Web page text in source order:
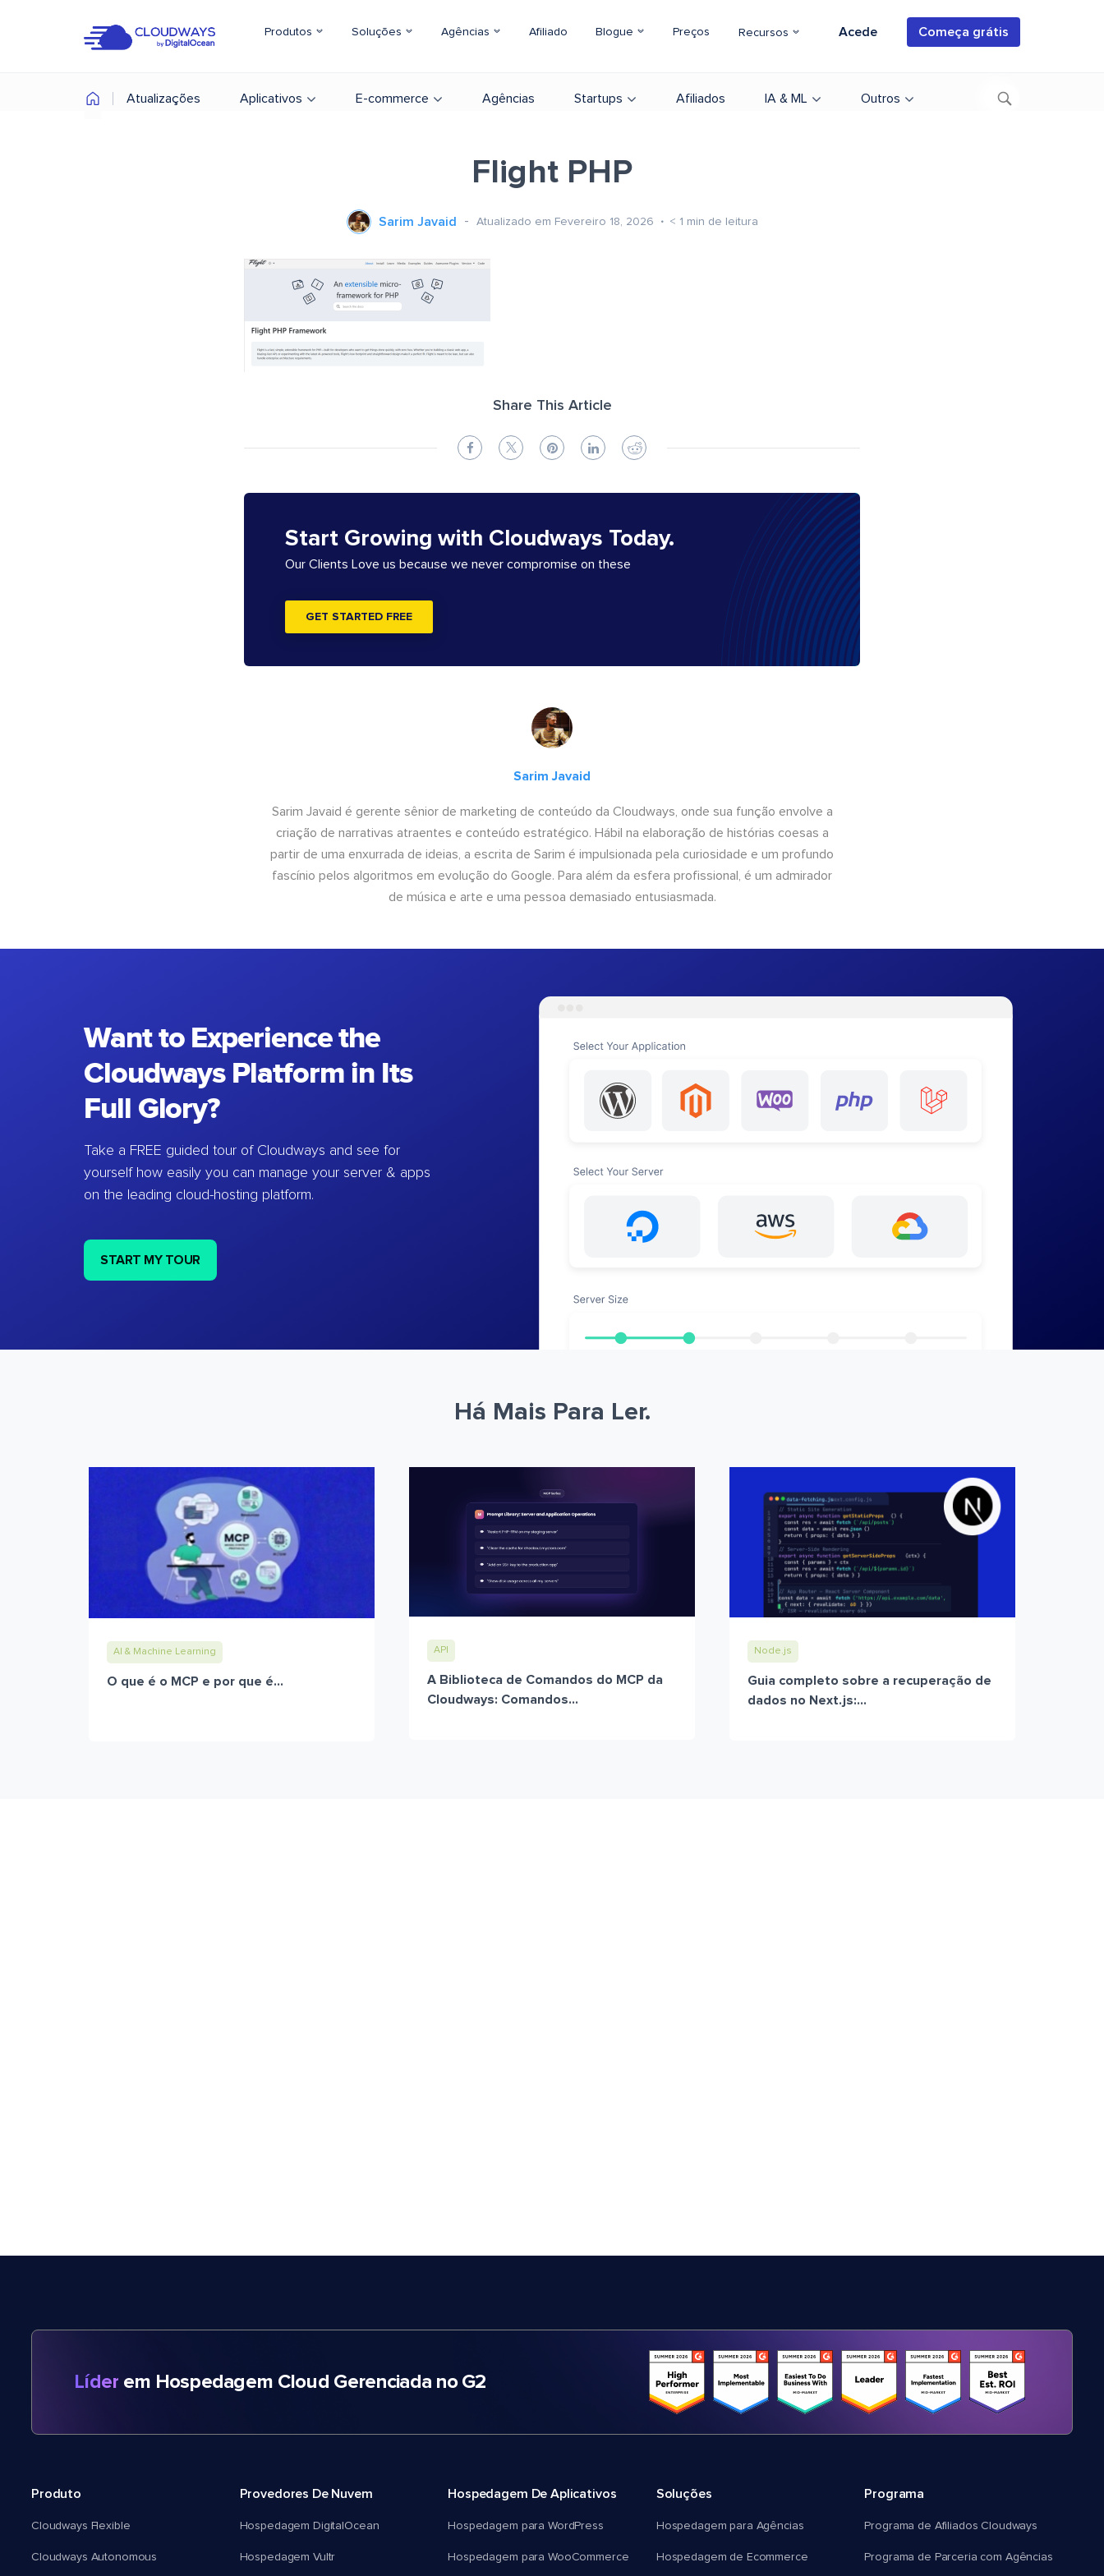
Produtos Soluções Agências Afiliado Blogue Preços Recursos Acede Começa grátis
Atualizações Aplicativos E-commerce Agências Startups Afiliados IA & ML Outros
Flight PHP
Sarim Javaid Atualizado em Fevereiro 18, 2026 < 1 min de leitura
Share This Article
Start Growing with Cloudways Today.
Our Clients Love us because we never compromise on these
GET STARTED FREE
Sarim Javaid
Sarim Javaid é gerente sênior de marketing de conteúdo da Cloudways, onde sua função envolve a
criação de narrativas atraentes e conteúdo estratégico. Hábil na elaboração de histórias coesas a
partir de uma enxurrada de ideias, a escrita de Sarim é impulsionada pela curiosidade e um profundo
fascínio pelos algoritmos em evolução do Google. Para além da esfera profissional, é um admirador
de música e arte e uma pessoa demasiado entusiasmada.
Want to Experience the
Cloudways Platform in Its
Full Glory?
Take a FREE guided tour of Cloudways and see for
yourself how easily you can manage your server & apps
on the leading cloud-hosting platform.
START MY TOUR
Há Mais Para Ler.
AI & Machine Learning
O que é o MCP e por que é...
API
A Biblioteca de Comandos do MCP da
Cloudways: Comandos...
Node.js
Guia completo sobre a recuperação de
dados no Next.js:...
Líder em Hospedagem Cloud Gerenciada no G2
Produto
Cloudways Flexible
Cloudways Autonomous
Provedores De Nuvem
Hospedagem DigitalOcean
Hospedagem Vultr
Hospedagem De Aplicativos
Hospedagem para WordPress
Hospedagem para WooCommerce
Soluções
Hospedagem para Agências
Hospedagem de Ecommerce
Programa
Programa de Afiliados Cloudways
Programa de Parceria com Agências